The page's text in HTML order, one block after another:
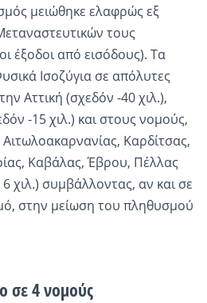
μειώθηκε ελαφρώς εξ
τους
έξοδοι από εισόδους). Τα
Ισοζύγια σε απόλυτες
Αττική (σχεδόν -40 χιλ.),
-15 χιλ.) και στους νομούς,
Καρδίτσας,
Καβάλας, Έβρου, Πέλλας
χιλ.) συμβάλλοντας, αν και σε
στην μείωση του πληθυσμού
σε 4 νομούς